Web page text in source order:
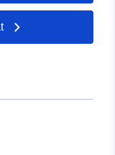
údajů.europa.eu: